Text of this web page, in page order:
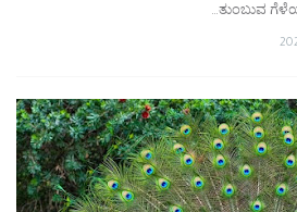
ತುಂಬುವ